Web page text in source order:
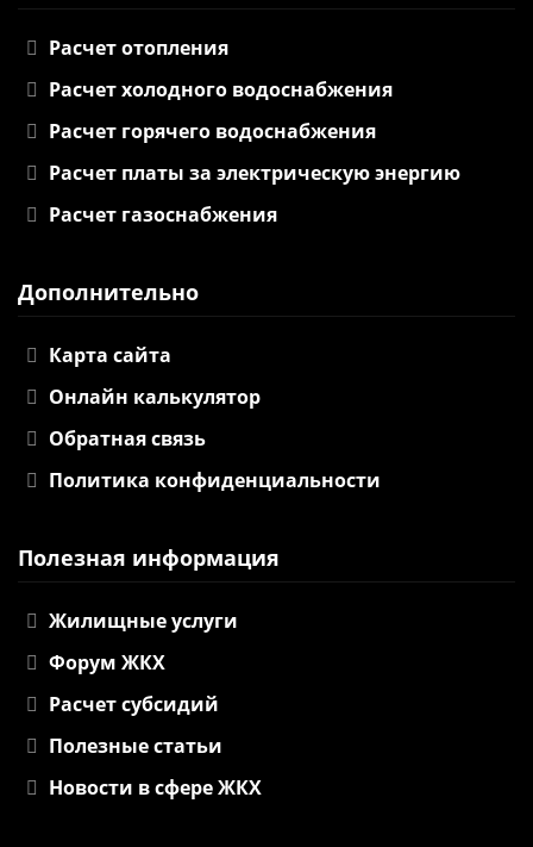
Расчет отопления
Расчет холодного водоснабжения
Расчет горячего водоснабжения
Расчет платы за электрическую энергию
Расчет газоснабжения
Дополнительно
Карта сайта
Онлайн калькулятор
Обратная связь
Политика конфиденциальности
Полезная информация
Жилищные услуги
Форум ЖКХ
Расчет субсидий
Полезные статьи
Новости в сфере ЖКХ